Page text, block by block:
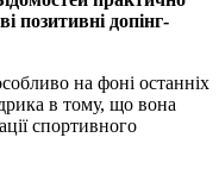
позитивні допінг-
на фоні останніх
в тому, що вона
спортивного